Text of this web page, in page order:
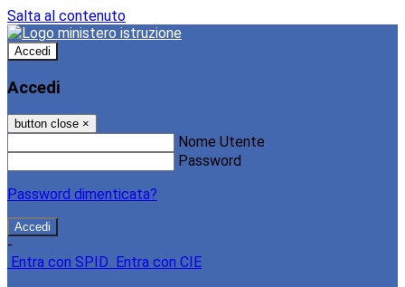
Salta al contenuto
Accedi
Accedi
button close ×
Nome Utente
Password
Password dimenticata?
-
Entra con SPID
Entra con CIE